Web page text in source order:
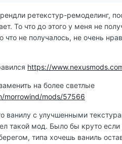
ретекстур-ремоделинг,
То что до этого у меня не
не получалось, не очень
https://
на более светлые
morrowind/mods/57566
ванилу с улучшенными
такой мод. Было бы круто
типа хочешь ваниль